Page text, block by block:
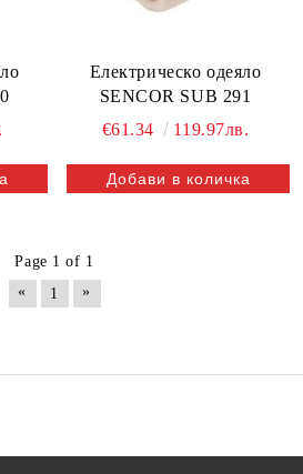
Електрическо одеяло
SENCOR SUB 291
€61.34
119.97лв.
Page 1 of 1
«
1 »